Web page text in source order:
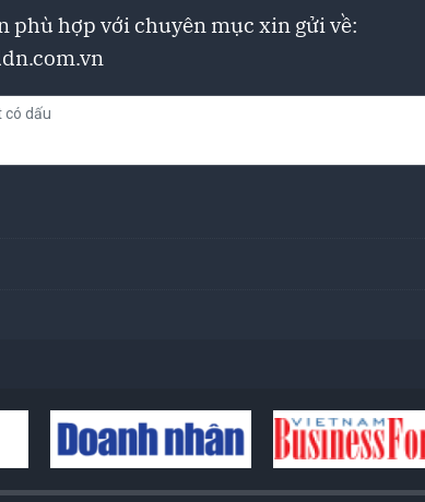
phù hợp với chuyên mục xin gửi về: